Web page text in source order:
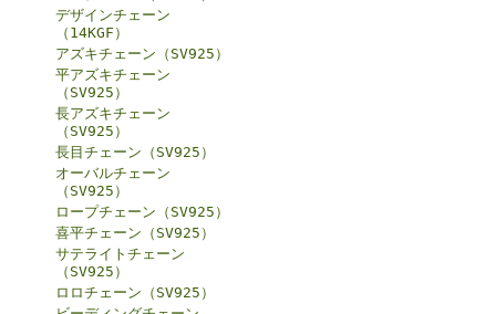
デザインチェーン
（14KGF）
アズキチェーン（SV925）
平アズキチェーン
（SV925）
長アズキチェーン
（SV925）
長目チェーン（SV925）
オーバルチェーン
（SV925）
ロープチェーン（SV925）
喜平チェーン（SV925）
サテライトチェーン
（SV925）
ロロチェーン（SV925）